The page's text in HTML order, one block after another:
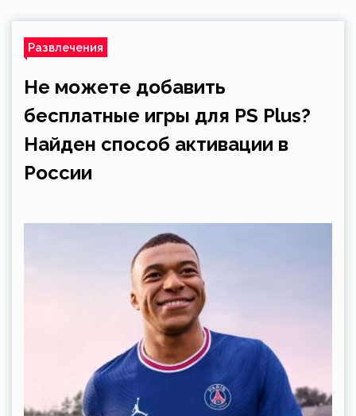
Развлечения
Не можете добавить
бесплатные игры для PS Plus?
Найден способ активации в
России